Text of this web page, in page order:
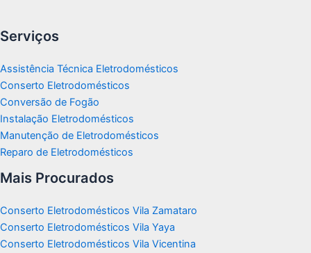
Serviços
Assistência Técnica Eletrodomésticos
Conserto Eletrodomésticos
Conversão de Fogão
Instalação Eletrodomésticos
Manutenção de Eletrodomésticos
Reparo de Eletrodomésticos
Mais Procurados
Conserto Eletrodomésticos Vila Zamataro
Conserto Eletrodomésticos Vila Yaya
Conserto Eletrodomésticos Vila Vicentina